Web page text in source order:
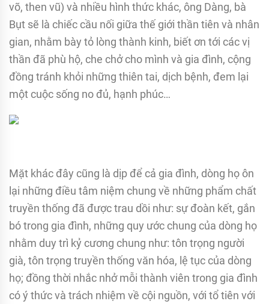
võ, then vũ) và nhiều hình thức khác, ông Dàng, bà
Bụt sẽ là chiếc cầu nối giữa thế giới thần tiên và nhân
gian, nhằm bày tỏ lòng thành kinh, biết ơn tới các vị
thần đã phù hộ, che chở cho mình và gia đình, cộng
đồng tránh khỏi những thiên tai, dịch bệnh, đem lại
một cuộc sống no đủ, hạnh phúc…
Mặt khác đây cũng là dịp để cả gia đình, dòng họ ôn
lại những điều tâm niệm chung về những phẩm chất
truyền thống đã được trau dồi như: sự đoàn kết, gắn
bó trong gia đình, những quy ước chung của dòng họ
nhằm duy trì kỷ cương chung như: tôn trọng người
già, tôn trọng truyền thống văn hóa, lệ tục của dòng
họ; đồng thời nhắc nhở mỗi thành viên trong gia đình
có ý thức và trách nhiệm về cội nguồn, với tổ tiên với